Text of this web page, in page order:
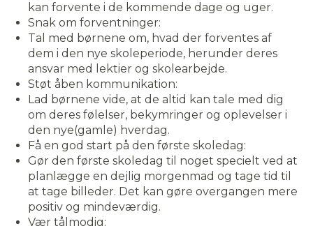
kan forvente i de kommende dage og uger.
Snak om forventninger:
Tal med børnene om, hvad der forventes af
dem i den nye skoleperiode, herunder deres
ansvar med lektier og skolearbejde.
Støt åben kommunikation:
Lad børnene vide, at de altid kan tale med dig
om deres følelser, bekymringer og oplevelser i
den nye(gamle) hverdag.
Få en god start på den første skoledag:
Gør den første skoledag til noget specielt ved at
planlægge en dejlig morgenmad og tage tid til
at tage billeder. Det kan gøre overgangen mere
positiv og mindeværdig.
Vær tålmodig: